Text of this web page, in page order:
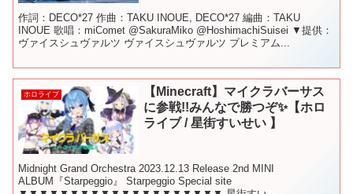
作詞：DECO*27 作曲：TAKU INOUE, DECO*27 編曲：TAKU
INOUE 歌唱：miComet @SakuraMiko @HoshimachiSuisei ▼提供：
ヴァイスシュヴァルツ ヴァイスシュヴァルツ プレミアム...
ホロライブ
【Minecraft】マイクラバーサス
に参戦!!みんなで勝つぞ✨【ホロ
ライブ / 星街すいせい 】
Midnight Grand Orchestra 2023.12.13 Release 2nd MINI
ALBUM『Starpeggio』 Starpeggio Special site